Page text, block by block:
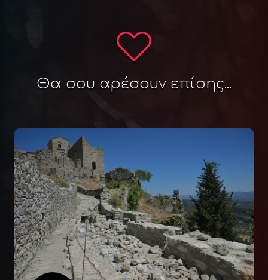
Θα σου αρέσουν επίσης...